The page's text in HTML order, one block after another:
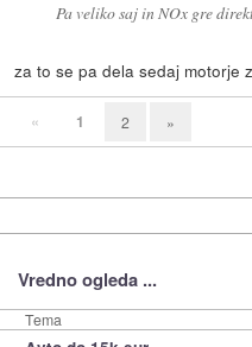
Pa veliko saj in NOx gre
za to se pa dela sedaj motorje
« 1 2 »
Vredno ogleda ...
Tema